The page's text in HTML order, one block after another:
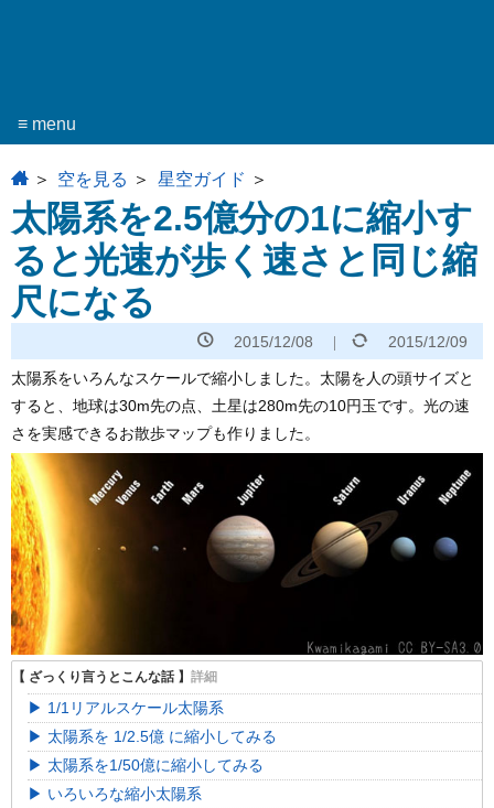
≡ menu
home 空を見る 星空ガイド
太陽系を2.5億分の1に縮小す
ると光速が歩く速さと同じ縮
尺になる
2015/12/08 2015/12/09
太陽系をいろんなスケールで縮小しました。太陽を人の頭サイズと
すると、地球は30m先の点、土星は280m先の10円玉です。光の速
さを実感できるお散歩マップも作りました。
1/1リアルスケール太陽系
太陽系を 1/2.5億 に縮小してみる
太陽系を1/50億に縮小してみる
いろいろな縮小太陽系